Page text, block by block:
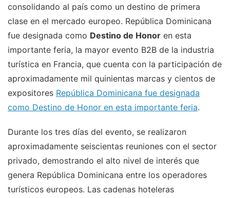
consolidando al país como un destino de primera
clase en el mercado europeo. República Dominicana
fue designada como Destino de Honor en esta
importante feria, la mayor evento B2B de la industria
turística en Francia, que cuenta con la participación de
aproximadamente mil quinientas marcas y cientos de
expositores República Dominicana fue designada
como Destino de Honor en esta importante feria.
Durante los tres días del evento, se realizaron
aproximadamente seiscientas reuniones con el sector
privado, demostrando el alto nivel de interés que
genera República Dominicana entre los operadores
turísticos europeos. Las cadenas hoteleras